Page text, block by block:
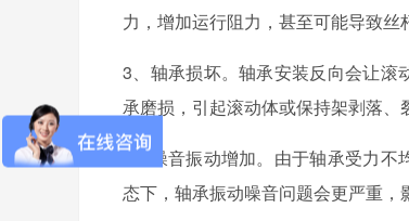
力，增加运行阻力，甚至可能导致丝
3、轴承损坏。轴承安装反向会让
承磨损，引起滚动体或保持架剥落、
4、噪音振动增加。由于轴承受力
态下，轴承振动噪音问题会更严重，